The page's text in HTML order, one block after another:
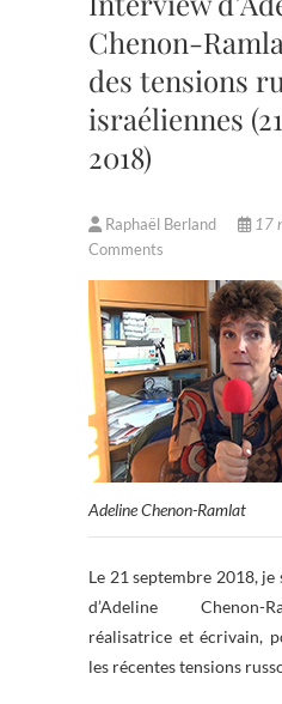
Chenon-
des tensions
israéliennes
2018)
Raphaël Berland 17
Comments
Adeline Chenon-Ramlat
Le 21 septembre 2018,
d’Adeline Chenon-
réalisatrice et écrivain,
les récentes tensions